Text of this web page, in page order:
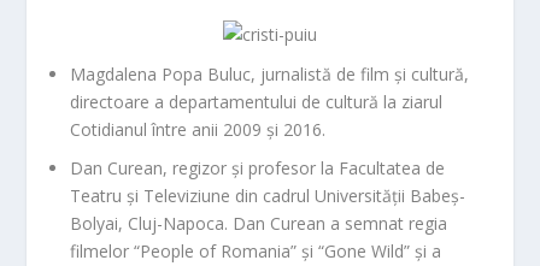
Magdalena Popa Buluc, jurnalistă de film și cultură,
directoare a departamentului de cultură la ziarul
Cotidianul între anii 2009 și 2016.
Dan Curean, regizor și profesor la Facultatea de
Teatru și Televiziune din cadrul Universității Babeș-
Bolyai, Cluj-Napoca. Dan Curean a semnat regia
filmelor “People of Romania” și “Gone Wild” și a